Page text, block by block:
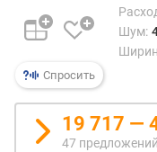
л
и
е
в
Спросить
Шум:
19 717 —
47 предложений